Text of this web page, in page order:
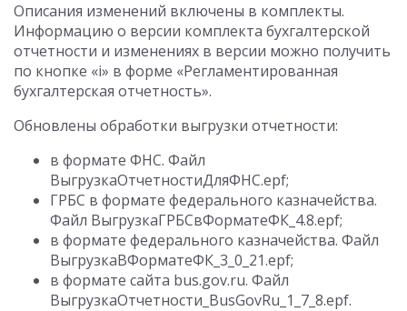
Описания изменений включены в комплекты.
Информацию о версии комплекта бухгалтерской
отчетности и изменениях в версии можно получить
по кнопке «i» в форме «Регламентированная
бухгалтерская отчетность».
Обновлены обработки выгрузки отчетности:
в формате ФНС. Файл
ВыгрузкаОтчетностиДляФНС.epf;
ГРБС в формате федерального казначейства.
Файл ВыгрузкаГРБСвФорматеФК_4.8.epf;
в формате федерального казначейства. Файл
ВыгрузкаВФорматеФК_3_0_21.epf;
в формате сайта bus.gov.ru. Файл
ВыгрузкаОтчетности_BusGovRu_1_7_8.epf.